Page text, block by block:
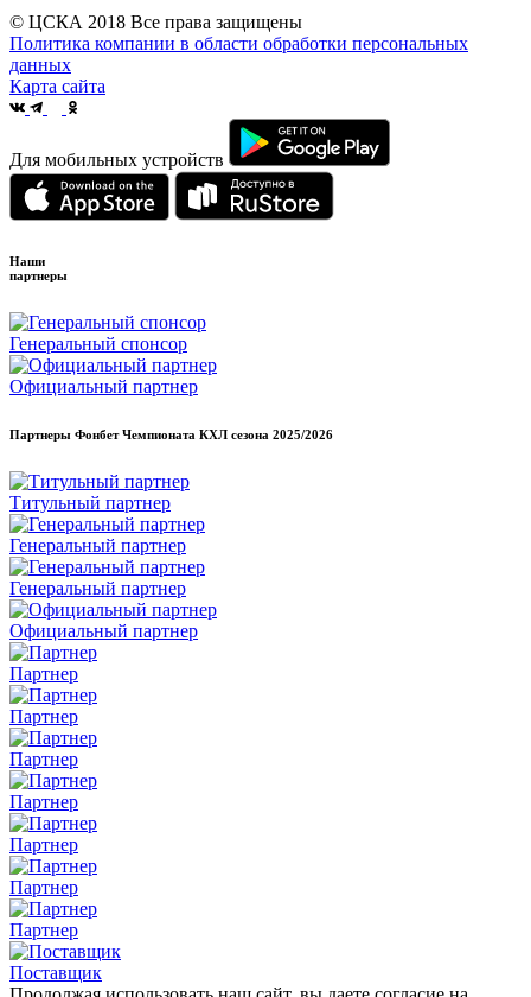
© ЦСКА 2018 Все права защищены
Политика компании в области обработки персональных
данных
Карта сайта
Для мобильных устройств
Наши
партнеры
Генеральный спонсор
Официальный партнер
Партнеры Фонбет Чемпионата КХЛ сезона 2025/2026
Титульный партнер
Генеральный партнер
Генеральный партнер
Официальный партнер
Партнер
Партнер
Партнер
Партнер
Партнер
Партнер
Партнер
Поставщик